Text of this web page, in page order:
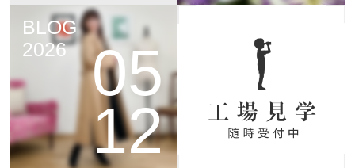
BLOG
2026
05
12